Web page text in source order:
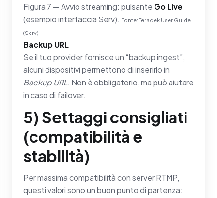
Figura 7 — Avvio streaming: pulsante Go Live
(esempio interfaccia Serv). Fonte: Teradek User Guide
(Serv).
Backup URL
Se il tuo provider fornisce un “backup ingest”,
alcuni dispositivi permettono di inserirlo in
Backup URL. Non è obbligatorio, ma può aiutare
in caso di failover.
5) Settaggi consigliati
(compatibilità e
stabilità)
Per massima compatibilità con server RTMP,
questi valori sono un buon punto di partenza: